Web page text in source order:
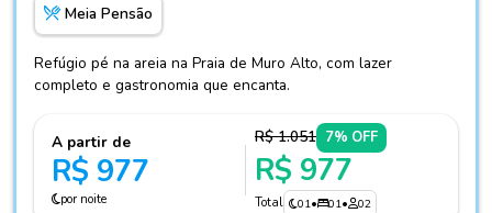
Meia Pensão
Refúgio pé na areia na Praia de Muro Alto, com lazer
completo e gastronomia que encanta.
A partir de
R$ 977
por noite
R$ 1.051 7% OFF
R$ 977
Total 01• 01• 02